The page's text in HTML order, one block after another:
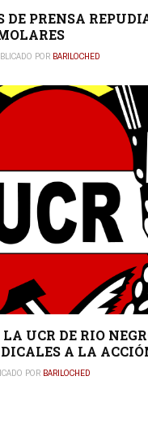
DE PRENSA
POR BARILOCHED
UCR DE RIO
A LA
POR BARILOCHED